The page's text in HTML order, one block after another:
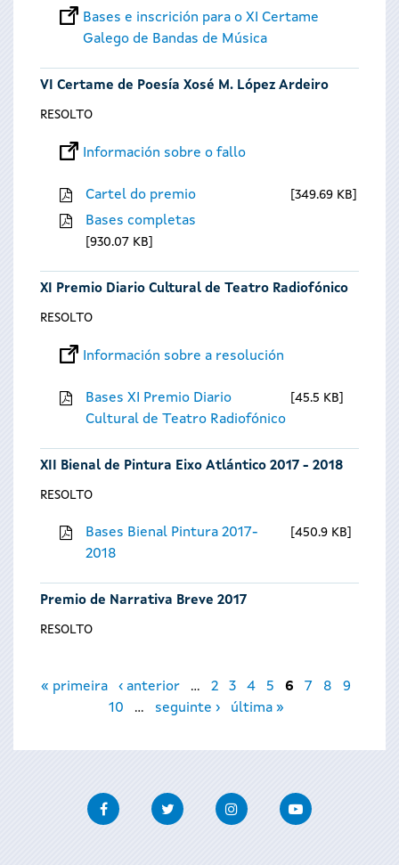
Bases e inscrición para o XI Certame
Galego de Bandas de Música
VI Certame de Poesía Xosé M. López Ardeiro
RESOLTO
Información sobre o fallo
Cartel do premio 349.69 KB
Bases completas
930.07 KB
XI Premio Diario Cultural de Teatro Radiofónico
RESOLTO
Información sobre a resolución
Bases XI Premio Diario
Cultural de Teatro Radiofónico
45.5 KB
XII Bienal de Pintura Eixo Atlántico 2017 - 2018
RESOLTO
Bases Bienal Pintura 2017-
2018
450.9 KB
Premio de Narrativa Breve 2017
RESOLTO
Páxinas
« primeira ‹ anterior … 2 3 4 5 6 7 8
9
10
… seguinte › última »
FacebookTwitter InstagramYoutube